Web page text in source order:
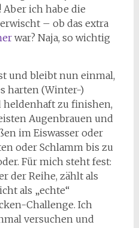
Aber ich habe die
– ob das extra
war? Naja, so wichtig
und bleibt nun einmal,
harten (Winter-)
heldenhaft zu finishen,
Augenbrauen und
im Eiswasser oder
oder Schlamm bis zu
Für mich steht fest:
der Reihe, zählt als
als „echte“
Challenge. Ich
versuchen und